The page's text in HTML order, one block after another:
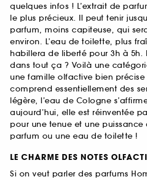
quelques infos ! L’extrait de
le plus précieux. Il peut tenir
parfum, moins capiteuse, qui
environ. L’eau de toilette, plus
habillera de liberté pour 3h à 5h.
dans tout ça ? Voilà une
une famille olfactive bien précise
comprend essentiellement des
légère, l’eau de Cologne
aujourd’hui, elle est réinventée
pour une tenue et une puissance
parfum ou une eau de toilette !
LE CHARME DES NOTES
Si on veut parler des parfums